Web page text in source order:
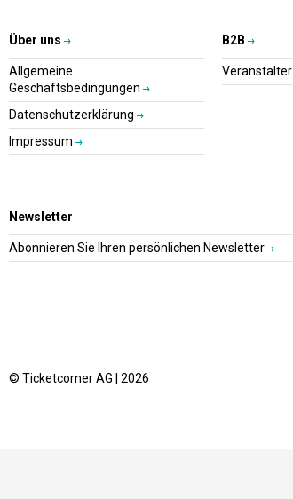
Über uns
Allgemeine
Geschäftsbedingungen
Datenschutzerklärung
Impressum
B2B
Veranstalter
Newsletter
Abonnieren Sie Ihren persönlichen Newsletter
© Ticketcorner AG | 2026